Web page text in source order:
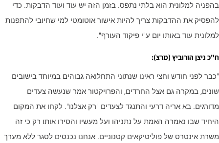
למלונית הוא בלתי נתפס. בזמן הזה יש עוד ועוד הדבקות. כדי
את ההדבקות צריך להיות אישור אוטומטי למי שחיובי להתפנות
עוד באותו יום ע"י פיקוד העורף".
ניצן הורוביץ (מרצ):
לפני חודש וחצי ראינו שנתוני התחלואה גבוהים במיוחד בישובים
במקרה גם אצל החרדים, והפרויקטור אמר שנעשה צעדים
בא אריה דרעי והתנגד לצעדים "רק אצלנו". לקחו את המקום
שבו נאמרה האמת על נתניהו ועל מעשיו והסירו אותו רק כי זה
אינטרס של פוליטיקאים קטנוניים. אנחנו נכנסים לסגר ללא מערך